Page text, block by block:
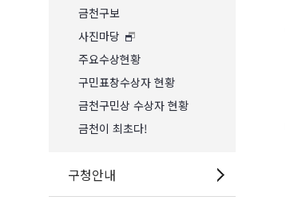
금천구보
사진마당
주요수상현황
구민표창수상자 현황
금천구민상 수상자 현황
금천이 최초다!
구청안내